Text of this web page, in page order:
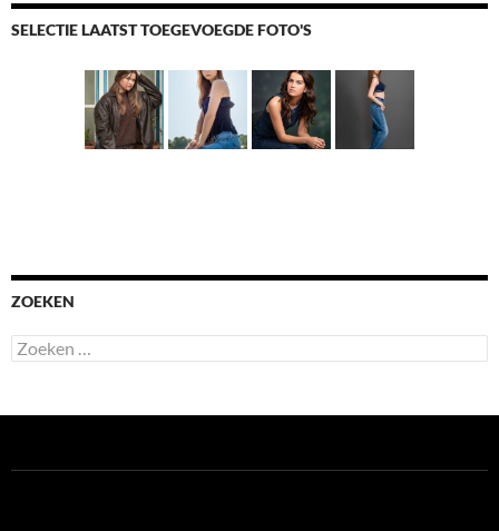
SELECTIE LAATST TOEGEVOEGDE FOTO'S
ZOEKEN
Zoeken
naar: